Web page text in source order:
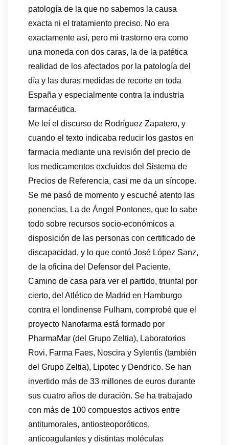
patología de la que no sabemos la causa
exacta ni el tratamiento preciso. No era
exactamente así, pero mi trastorno era como
una moneda con dos caras, la de la patética
realidad de los afectados por la patología del
día y las duras medidas de recorte en toda
España y especialmente contra la industria
farmacéutica.
Me leí el discurso de Rodríguez Zapatero, y
cuando el texto indicaba reducir los gastos en
farmacia mediante una revisión del precio de
los medicamentos excluidos del Sistema de
Precios de Referencia, casi me da un síncope.
Se me pasó de momento y escuché atento las
ponencias. La de Ángel Pontones, que lo sabe
todo sobre recursos socio-económicos a
disposición de las personas con certificado de
discapacidad, y lo que contó José López Sanz,
de la oficina del Defensor del Paciente.
Camino de casa para ver el partido, triunfal por
cierto, del Atlético de Madrid en Hamburgo
contra el londinense Fulham, comprobé que el
proyecto Nanofarma está formado por
PharmaMar (del Grupo Zeltia), Laboratorios
Rovi, Farma Faes, Noscira y Sylentis (también
del Grupo Zeltia), Lipotec y Dendrico. Se han
invertido más de 33 millones de euros durante
sus cuatro años de duración. Se ha trabajado
con más de 100 compuestos activos entre
antitumorales, antiosteoporóticos,
anticoagulantes y distintas moléculas